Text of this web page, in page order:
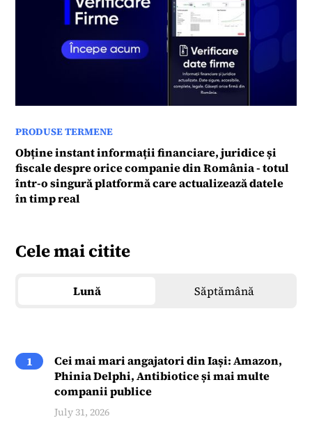
PRODUSE TERMENE
Obține instant informații financiare, juridice și
fiscale despre orice companie din România - totul
într-o singură platformă care actualizează datele
în timp real
Cele mai citite
Lună Săptămână
1
Cei mai mari angajatori din Iași: Amazon,
Phinia Delphi, Antibiotice și mai multe
companii publice
July 31, 2026